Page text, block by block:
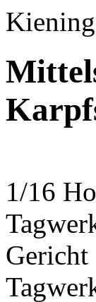
1/16
Gericht